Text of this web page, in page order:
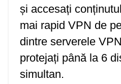
și accesați
mai rapid VPN de
dintre serverele
protejați până la 6
simultan.